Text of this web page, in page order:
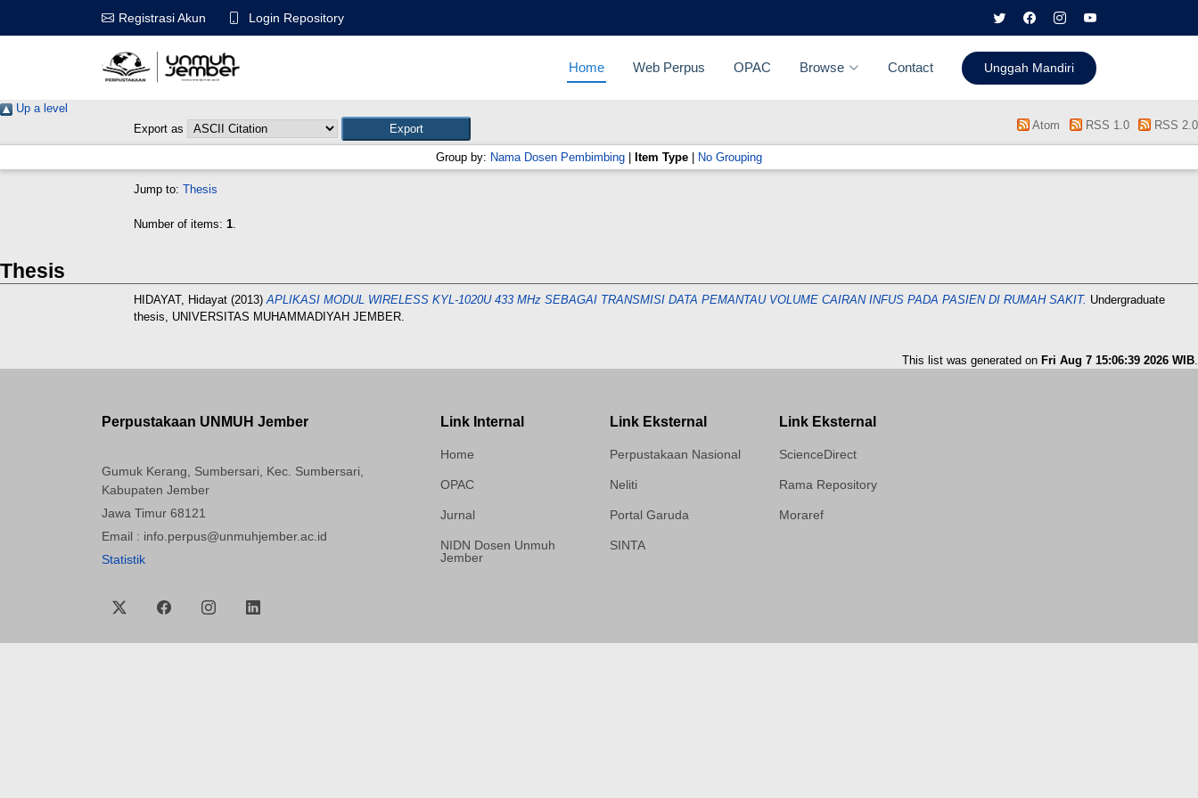
Registrasi Akun Login Repository
Home Web Perpus OPAC Browse Contact Unggah Mandiri
Up a level
Export as
Atom RSS 1.0 RSS 2.0
Group by: Nama Dosen Pembimbing Item Type No Grouping
Jump to: Thesis
Number of items: 1.
Thesis
HIDAYAT, Hidayat (2013)APLIKASI MODUL WIRELESS KYL-1020U 433 MHz SEBAGAI TRANSMISI DATA PEMANTAU VOLUME CAIRAN INFUS PADA PASIEN DI RUMAH SAKIT. Undergraduate
thesis, UNIVERSITAS MUHAMMADIYAH JEMBER.
This list was generated on Fri Aug 7 15:06:39 2026 WIB.
Perpustakaan UNMUH Jember
Gumuk Kerang, Sumbersari, Kec. Sumbersari,
Kabupaten Jember
Jawa Timur 68121
Email : info.perpus@unmuhjember.ac.id
Statistik
Link Internal
Home
OPAC
Jurnal
NIDN Dosen Unmuh
Jember
Link Eksternal
Perpustakaan Nasional
Neliti
Portal Garuda
SINTA
Link Eksternal
ScienceDirect
Rama Repository
Moraref